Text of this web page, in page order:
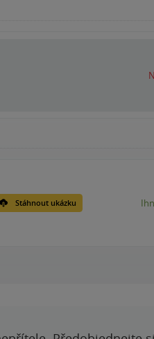
Stáhnout ukázku